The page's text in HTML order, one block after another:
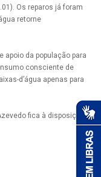
Os reparos já foram
retorne
da população para
consciente de
d’água apenas para
fica à disposição